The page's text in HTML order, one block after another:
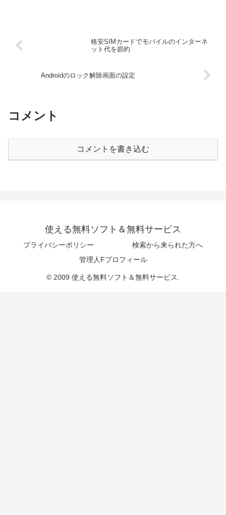
格安SIMカードでモバイルのインターネ
ット代を節約
Androidのロック解除画面の設定
コメント
コメントを書き込む
使える無料ソフト＆無料サービス
プライバシーポリシー
検索から来られた方へ
管理人Fプロフィール
© 2009 使える無料ソフト＆無料サービス.